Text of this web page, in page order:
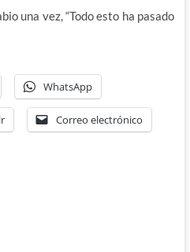
una vez, “Todo esto ha pasado
WhatsApp
Correo electrónico